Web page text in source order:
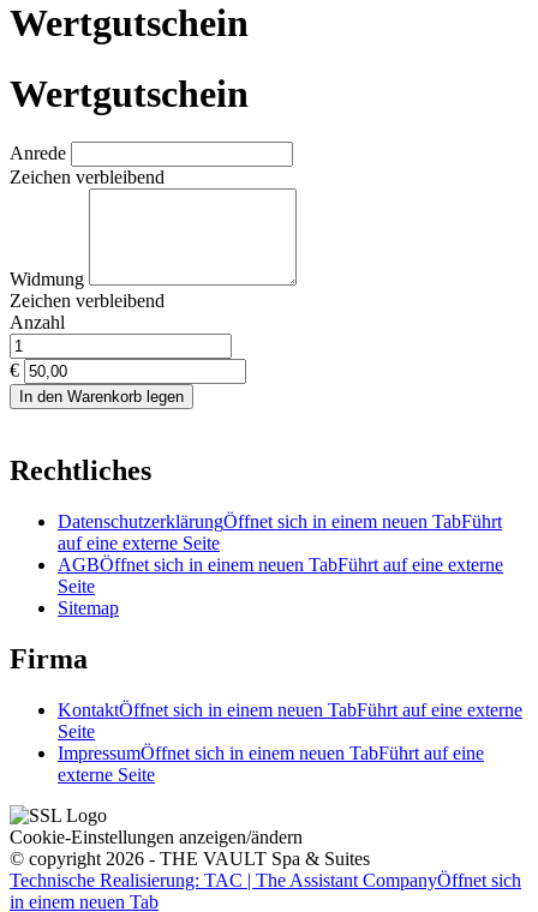
Wertgutschein
Wertgutschein
Anrede
Zeichen verbleibend
Widmung
Zeichen verbleibend
Anzahl
€
In den Warenkorb legen
Rechtliches
DatenschutzerklärungÖffnet sich in einem neuen TabFührt
auf eine externe Seite
AGBÖffnet sich in einem neuen TabFührt auf eine externe
Seite
Sitemap
Firma
KontaktÖffnet sich in einem neuen TabFührt auf eine externe
Seite
ImpressumÖffnet sich in einem neuen TabFührt auf eine
externe Seite
Cookie-Einstellungen anzeigen/ändern
© copyright 2026 - THE VAULT Spa & Suites
Technische Realisierung: TAC | The Assistant CompanyÖffnet sich
in einem neuen Tab